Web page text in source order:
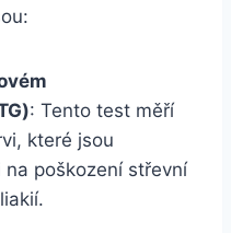
: Tento test měří
které jsou
poškození střevní